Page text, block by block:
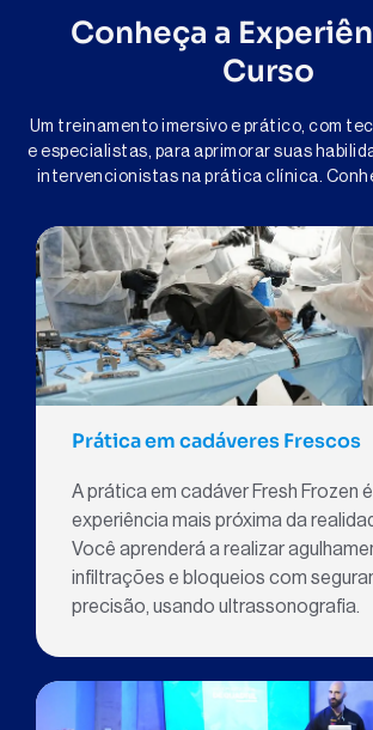
Conheça a
Curso
Um treinamento imersivo e prático, com
e especialistas, para aprimorar suas
intervencionistas na prática clínica.
Prática em cadáveres Frescos
A prática em cadáver Fresh Frozen
experiência mais próxima da
Você aprenderá a realizar
infiltrações e bloqueios com
precisão, usando ultrassonografia.